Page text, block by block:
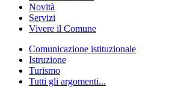
Novità
Servizi
Vivere il Comune
Comunicazione istituzionale
Istruzione
Turismo
Tutti gli argomenti...